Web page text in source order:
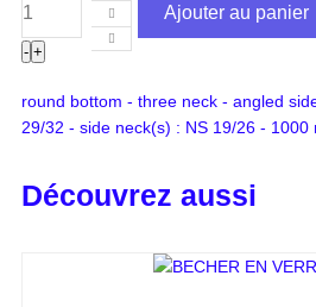
- +
Ajouter au panier
round bottom - three neck - angled
29/32 - side neck(s) : NS 19/26 - 1000
Découvrez aussi